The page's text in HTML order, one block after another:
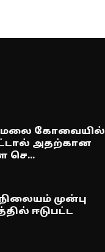
கோவையில்
அதற்கான
செ...
முன்பு
ஈடுபட்ட